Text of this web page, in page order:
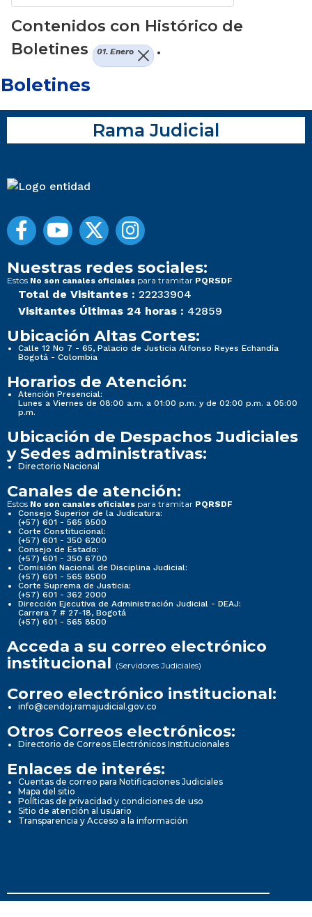
Contenidos con Histórico de
Boletines
01. Enero .
Boletines
Rama Judicial
Nuestras redes sociales:
Estos No son canales oficiales para tramitar PQRSDF
Total de Visitantes : 22233904
Visitantes Últimas 24 horas : 42859
Ubicación Altas Cortes:
Calle 12 No 7 - 65, Palacio de Justicia Alfonso Reyes Echandía
Bogotá - Colombia
Horarios de Atención:
Atención Presencial:
Lunes a Viernes de 08:00 a.m. a 01:00 p.m. y de 02:00 p.m. a 05:00
p.m.
Ubicación de Despachos Judiciales
y Sedes administrativas:
Directorio Nacional
Canales de atención:
Estos No son canales oficiales para tramitar PQRSDF
Consejo Superior de la Judicatura:
(+57) 601 - 565 8500
Corte Constitucional:
(+57) 601 - 350 6200
Consejo de Estado:
(+57) 601 - 350 6700
Comisión Nacional de Disciplina Judicial:
(+57) 601 - 565 8500
Corte Suprema de Justicia:
(+57) 601 - 362 2000
Dirección Ejecutiva de Administración Judicial - DEAJ:
Carrera 7 # 27-18, Bogotá
(+57) 601 - 565 8500
Acceda a su correo electrónico
institucional (Servidores Judiciales)
Correo electrónico institucional:
info@cendoj.ramajudicial.gov.co
Otros Correos electrónicos:
Directorio de Correos Electrónicos Institucionales
Enlaces de interés:
Cuentas de correo para Notificaciones Judiciales
Mapa del sitio
Políticas de privacidad y condiciones de uso
Sitio de atención al usuario
Transparencia y Acceso a la información